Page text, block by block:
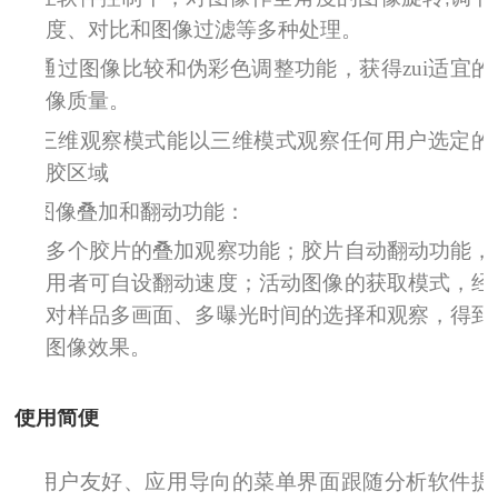
度、对比和图像过滤等多种处理。
通过图像比较和伪彩色调整功能，获得zui适宜的
像质量。
三维观察模式能以三维模式观察任何用户选定的
胶区域
图像叠加和翻动功能：
多个胶片的叠加观察功能；胶片自动翻动功能，
用者可自设翻动速度；活动图像的获取模式，经
对样品多画面、多曝光时间的选择和观察，得到
图像效果。
使用简便
用户友好、应用导向的菜单界面跟随分析软件提